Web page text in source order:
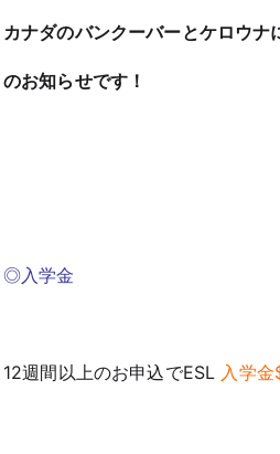
カナダのバンクーバーとケロウナ
のお知らせです！
◎入学金
12週間以上のお申込でESL 入学